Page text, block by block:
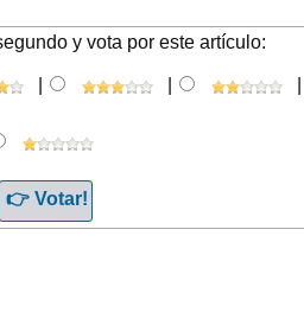
y vota por este artículo: